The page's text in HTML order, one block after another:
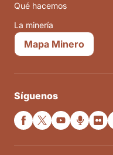
Qué hacemos
La minería
Mapa Minero
Síguenos